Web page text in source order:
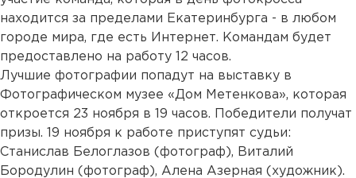
находится за пределами Екатеринбурга - в любом
городе мира, где есть Интернет. Командам будет
предоставлено на работу 12 часов.
Лучшие фотографии попадут на выставку в
Фотографическом музее «Дом Метенкова», которая
откроется 23 ноября в 19 часов. Победители получат
призы. 19 ноября к работе приступят судьи:
Станислав Белоглазов (фотограф), Виталий
Бородулин (фотограф), Алена Азерная (художник).